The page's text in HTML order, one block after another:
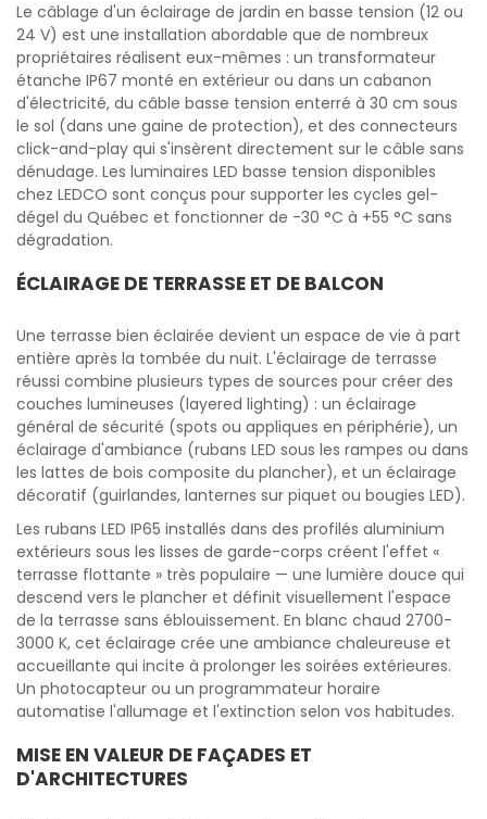
Le câblage d'un éclairage de jardin en basse tension (12 ou
24 V) est une installation abordable que de nombreux
propriétaires réalisent eux-mêmes : un transformateur
étanche IP67 monté en extérieur ou dans un cabanon
d'électricité, du câble basse tension enterré à 30 cm sous
le sol (dans une gaine de protection), et des connecteurs
click-and-play qui s'insèrent directement sur le câble sans
dénudage. Les luminaires LED basse tension disponibles
chez LEDCO sont conçus pour supporter les cycles gel-
dégel du Québec et fonctionner de -30 °C à +55 °C sans
dégradation.
ÉCLAIRAGE DE TERRASSE ET DE BALCON
Une terrasse bien éclairée devient un espace de vie à part
entière après la tombée du nuit. L'éclairage de terrasse
réussi combine plusieurs types de sources pour créer des
couches lumineuses (layered lighting) : un éclairage
général de sécurité (spots ou appliques en périphérie), un
éclairage d'ambiance (rubans LED sous les rampes ou dans
les lattes de bois composite du plancher), et un éclairage
décoratif (guirlandes, lanternes sur piquet ou bougies LED).
Les rubans LED IP65 installés dans des profilés aluminium
extérieurs sous les lisses de garde-corps créent l'effet «
terrasse flottante » très populaire — une lumière douce qui
descend vers le plancher et définit visuellement l'espace
de la terrasse sans éblouissement. En blanc chaud 2700-
3000 K, cet éclairage crée une ambiance chaleureuse et
accueillante qui incite à prolonger les soirées extérieures.
Un photocapteur ou un programmateur horaire
automatise l'allumage et l'extinction selon vos habitudes.
MISE EN VALEUR DE FAÇADES ET
D'ARCHITECTURES